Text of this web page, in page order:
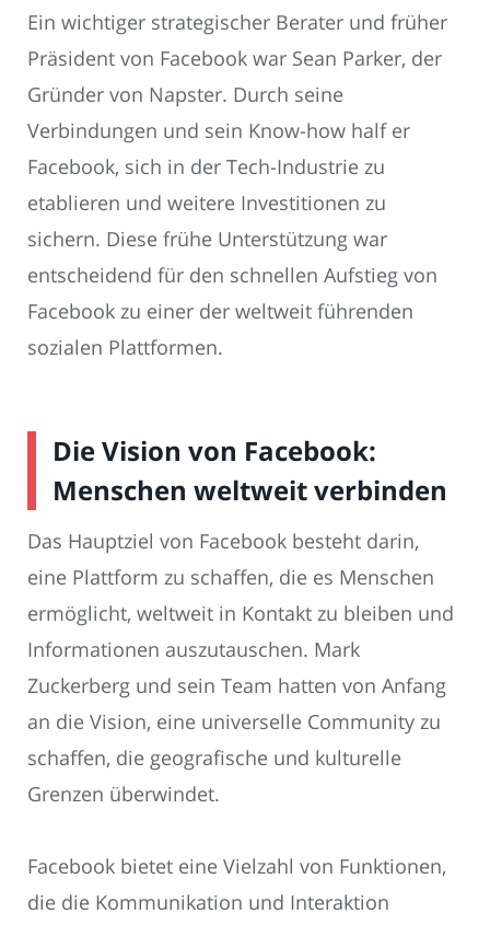
Ein wichtiger strategischer Berater und früher
Präsident von Facebook war Sean Parker, der
Gründer von Napster. Durch seine
Verbindungen und sein Know-how half er
Facebook, sich in der Tech-Industrie zu
etablieren und weitere Investitionen zu
sichern. Diese frühe Unterstützung war
entscheidend für den schnellen Aufstieg von
Facebook zu einer der weltweit führenden
sozialen Plattformen.
Die Vision von Facebook:
Menschen weltweit verbinden
Das Hauptziel von Facebook besteht darin,
eine Plattform zu schaffen, die es Menschen
ermöglicht, weltweit in Kontakt zu bleiben und
Informationen auszutauschen. Mark
Zuckerberg und sein Team hatten von Anfang
an die Vision, eine universelle Community zu
schaffen, die geografische und kulturelle
Grenzen überwindet.
Facebook bietet eine Vielzahl von Funktionen,
die die Kommunikation und Interaktion